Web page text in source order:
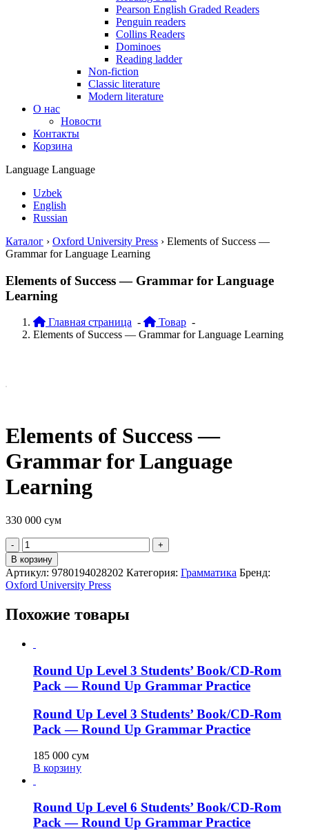
Pearson English Graded Readers
Penguin readers
Collins Readers
Dominoes
Reading ladder
Non-fiction
Classic literature
Modern literature
О нас
Новости
Контакты
Корзина
Language Language
Uzbek
English
Russian
Каталог › Oxford University Press › Elements of Success —
Grammar for Language Learning
Elements of Success — Grammar for Language
Learning
Главная страница - Товар -
Elements of Success — Grammar for Language Learning
Elements of Success —
Grammar for Language
Learning
330 000 сум
Quantity
В корзину
Артикул: 9780194028202 Категория: Грамматика Бренд:
Oxford University Press
Похожие товары
Round Up Level 3 Students’ Book/CD-Rom
Pack — Round Up Grammar Practice
Round Up Level 3 Students’ Book/CD-Rom
Pack — Round Up Grammar Practice
185 000 сум
В корзину
Round Up Level 6 Students’ Book/CD-Rom
Pack — Round Up Grammar Practice